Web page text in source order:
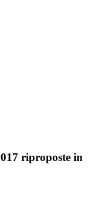
riproposte in